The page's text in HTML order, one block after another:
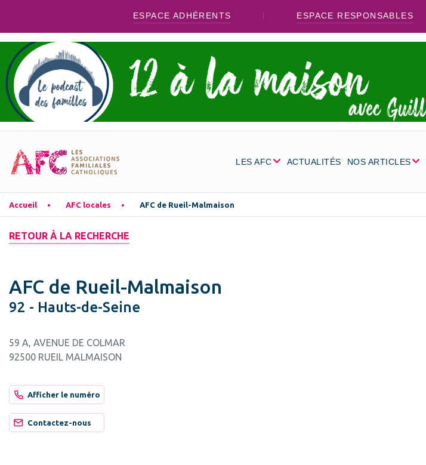
ESPACE ADHÉRENTS ESPACE RESPONSABLES
LES AFC ACTUALITÉS NOS ARTICLES
Accueil AFC locales AFC de Rueil-Malmaison
RETOUR À LA RECHERCHE
AFC de Rueil-Malmaison
92 - Hauts-de-Seine
59 A, AVENUE DE COLMAR
92500 RUEIL MALMAISON
Afficher le numéro
Contactez-nous